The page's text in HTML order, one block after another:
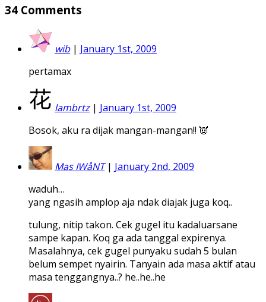
34 Comments
wib| January 1st, 2009
pertamax
lambrtz| January 1st, 2009
Bosok, aku ra dijak mangan-mangan!! 👿
Mas IWåNT| January 2nd, 2009
waduh…
yang ngasih amplop aja ndak diajak juga koq..
tulung, nitip takon. Cek gugel itu kadaluarsane
sampe kapan. Koq ga ada tanggal expirenya.
Masalahnya, cek gugel punyaku sudah 5 bulan
belum sempet nyairin. Tanyain ada masa aktif atau
masa tenggangnya..? he..he..he